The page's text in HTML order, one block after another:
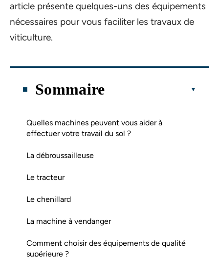
article présente quelques-uns des équipements
nécessaires pour vous faciliter les travaux de
viticulture.
Sommaire
Quelles machines peuvent vous aider à
effectuer votre travail du sol ?
La débroussailleuse
Le tracteur
Le chenillard
La machine à vendanger
Comment choisir des équipements de qualité
supérieure ?